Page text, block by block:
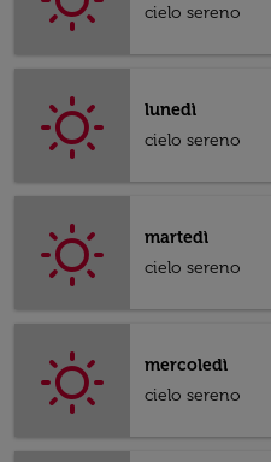
cielo sereno
lunedì
cielo sereno
martedì
cielo sereno
mercoledì
cielo sereno